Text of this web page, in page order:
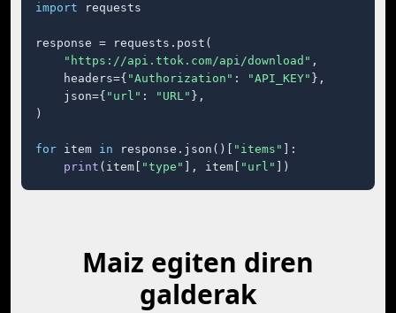
import requests
response = requests.post(
"https://api.ttok.com/api/download" ,
    headers={
"Authorization" : "API_KEY" },
    json={
"url" : "URL" },
)
for item in response.json()[ "items"
]:
print (item[ "type" ], item[ "url" ])
Maiz egiten diren
galderak